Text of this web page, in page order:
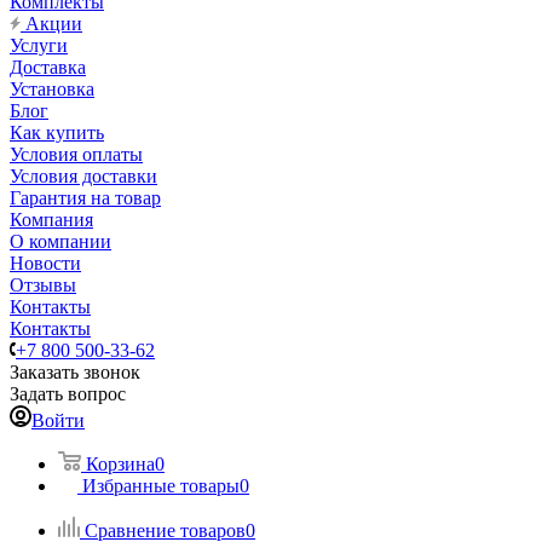
Акции
Услуги
Доставка
Установка
Блог
Как купить
Условия оплаты
Условия доставки
Гарантия на товар
Компания
О компании
Новости
Отзывы
Контакты
Контакты
+7 800 500-33-62
Заказать звонок
Задать вопрос
Войти
Корзина0
Избранные товары0
Сравнение товаров0